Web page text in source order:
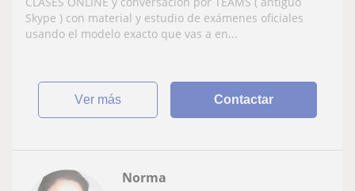
Skype ) con material y estudio de exámenes oficiales
usando el modelo exacto que vas a en...
ver más Contactar
Norma